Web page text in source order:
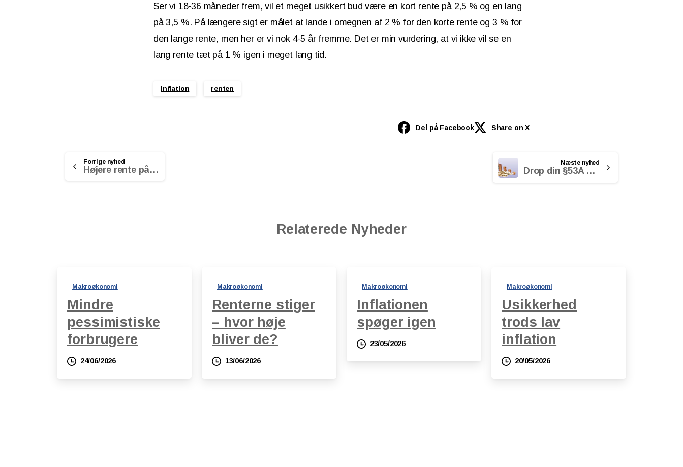
Ser vi 18-36 måneder frem, vil et meget usikkert bud være en kort rente på 2,5 % og en lang
på 3,5 %. På længere sigt er målet at lande i omegnen af 2 % for den korte rente og 3 % for
den lange rente, men her er vi nok 4-5 år fremme. Det er min vurdering, at vi ikke vil se en
lang rente tæt på 1 % igen i meget lang tid.
inflation renten
Del på Facebook Share on X
Continue
Reading
Forrige nyhed
Højere rente på frie midler
Næste nyhed
Drop din §53A pensionsopsparing
Relaterede Nyheder
Makroøkonomi
Mindre
pessimistiske
forbrugere
24/06/2026
Makroøkonomi
Renterne stiger
– hvor høje
bliver de?
13/06/2026
Makroøkonomi
Inflationen
spøger igen
23/05/2026
Makroøkonomi
Usikkerhed
trods lav
inflation
20/05/2026